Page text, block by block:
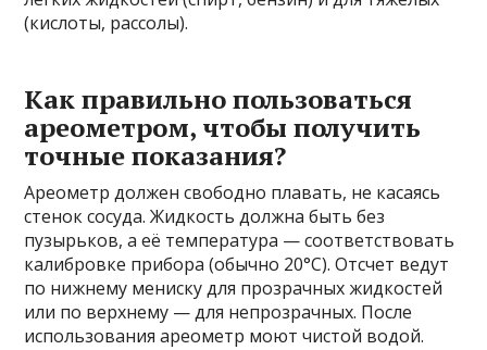
(кислоты, рассолы).
Как правильно пользоваться
ареометром, чтобы получить
точные показания?
Ареометр должен свободно плавать, не касаясь
стенок сосуда. Жидкость должна быть без
пузырьков, а её температура — соответствовать
калибровке прибора (обычно 20°C). Отсчет ведут
по нижнему мениску для прозрачных жидкостей
или по верхнему — для непрозрачных. После
использования ареометр моют чистой водой.